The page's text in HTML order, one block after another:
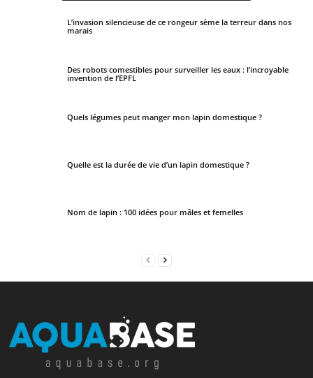
L’invasion silencieuse de ce rongeur sème la terreur dans nos
marais
Des robots comestibles pour surveiller les eaux : l’incroyable
invention de l’EPFL
Quels légumes peut manger mon lapin domestique ?
Quelle est la durée de vie d’un lapin domestique ?
Nom de lapin : 100 idées pour mâles et femelles